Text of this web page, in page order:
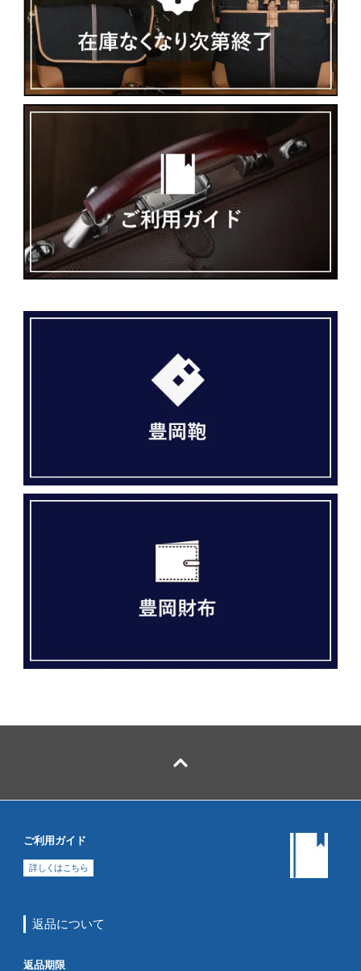
ご利用ガイド
詳しくはこちら
返品について
返品期限